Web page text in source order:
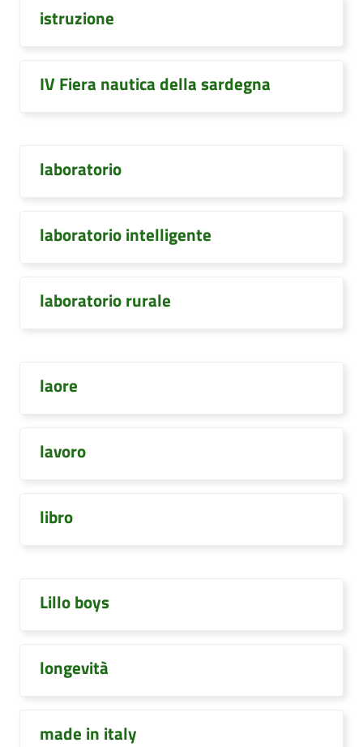
istruzione
IV Fiera nautica della sardegna
laboratorio
laboratorio intelligente
laboratorio rurale
laore
lavoro
libro
Lillo boys
longevità
made in italy